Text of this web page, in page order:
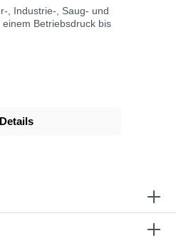
, Industrie-, Saug- und
Betriebsdruck bis
Details